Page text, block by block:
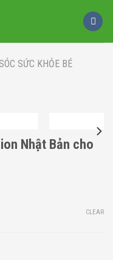
SỨC KHỎE BÉ
Nhật Bản cho
CLEAR